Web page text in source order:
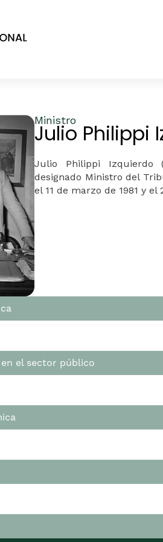
Ministro
Julio Philippi
Julio Philippi Izquierdo
designado Ministro del
el 11 de marzo de 1981 y el
el sector público